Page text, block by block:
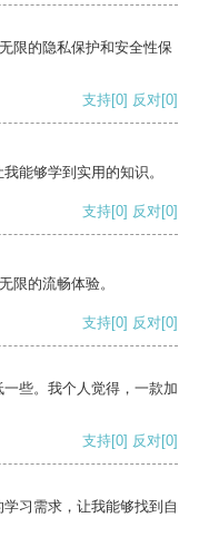
限的隐私保护和安全性保
支持[0] 反对[0]
能够学到实用的知识。
支持[0] 反对[0]
限的流畅体验。
支持[0] 反对[0]
些。我个人觉得，一款加
支持[0] 反对[0]
习需求，让我能够找到自